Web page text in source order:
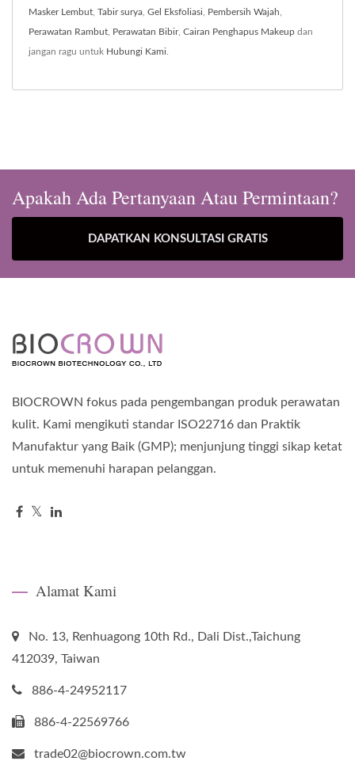
Masker Lembut Tabir surya Gel Eksfoliasi Pembersih Wajah
Perawatan Rambut Perawatan Bibir, Cairan Penghapus Makeup dan
jangan ragu untuk Hubungi Kami
Apakah Ada Pertanyaan Atau Permintaan?
DAPATKAN KONSULTASI GRATIS
BIOCROWN fokus pada pengembangan produk perawatan
kulit. Kami mengikuti standar ISO22716 dan Praktik
Manufaktur yang Baik (GMP); menjunjung tinggi sikap ketat
untuk memenuhi harapan pelanggan.
Alamat Kami
No. 13, Renhuagong 10th Rd., Dali Dist.,Taichung
412039, Taiwan
886-4-24952117
886-4-22569766
trade02@biocrown.com.tw